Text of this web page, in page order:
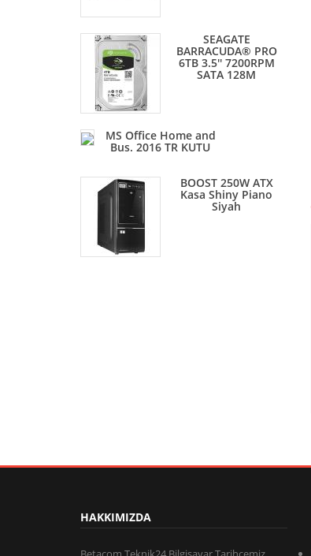
SEAGATE
BARRACUDA® PRO
6TB 3.5'' 7200RPM
SATA 128M
MS Office Home and
Bus. 2016 TR KUTU
BOOST 250W ATX
Kasa Shiny Piano
Siyah
HAKKIMIZDA